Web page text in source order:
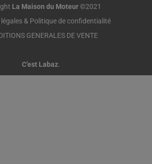
La Maison du Moteur©2021
& Politique de confidentialité
GENERALES DE VENTE
C’est Labaz.